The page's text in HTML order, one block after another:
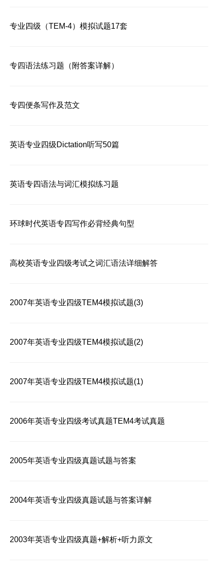
专业四级（TEM-4）模拟试题17套
专四语法练习题（附答案详解）
专四便条写作及范文
英语专业四级Dictation听写50篇
英语专四语法与词汇模拟练习题
环球时代英语专四写作必背经典句型
高校英语专业四级考试之词汇语法详细解答
2007年英语专业四级TEM4模拟试题(3)
2007年英语专业四级TEM4模拟试题(2)
2007年英语专业四级TEM4模拟试题(1)
2006年英语专业四级考试真题TEM4考试真题
2005年英语专业四级真题试题与答案
2004年英语专业四级真题试题与答案详解
2003年英语专业四级真题+解析+听力原文